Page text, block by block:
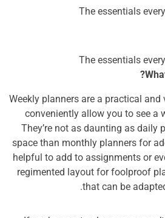
The essentials
The essentials
Weekly planners are a practical
conveniently allow you to see a
They’re not as daunting as daily
space than monthly planners for
helpful to add to assignments or
regimented layout for foolproof
that can be